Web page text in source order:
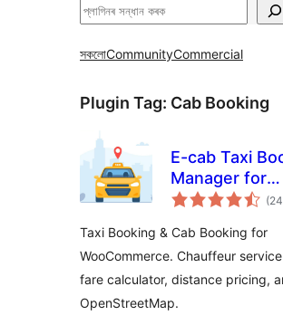
সন্ধান
সকলোCommunityCommercial
Plugin Tag: Cab Booking
E-cab Taxi
Manager for
(24
Taxi Booking & Cab Booking for
WooCommerce. Chauffeur
fare calculator, distance pricing,
OpenStreetMap.